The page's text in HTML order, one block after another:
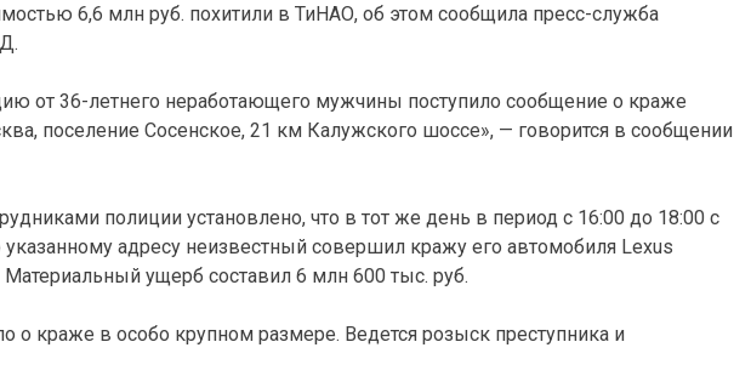
6,6 млн руб. похитили в ТиНАО, об этом сообщила пресс-служба
от 36-летнего неработающего мужчины поступило сообщение о краже
поселение Сосенское, 21 км Калужского шоссе», — говорится в сообщении
полиции установлено, что в тот же день в период с 16:00 до 18:00 с
адресу неизвестный совершил кражу его автомобиля Lexus
Материальный ущерб составил 6 млн 600 тыс. руб.
о краже в особо крупном размере. Ведется розыск преступника и